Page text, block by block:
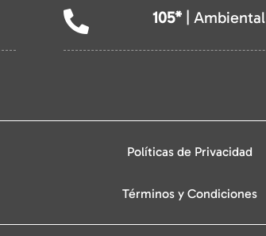
 105*| Ambiental
Políticas de Privacidad
Términos y Condiciones